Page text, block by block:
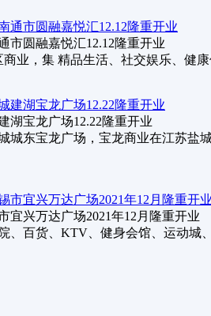
市圆融嘉悦汇12.12隆重开业
业，集 精品生活、社交娱乐、健
湖宝龙广场12.22隆重开业
城东宝龙广场，宝龙商业在江苏
宜兴万达广场2021年12月隆重开业
、百货、KTV、健身会馆、运动